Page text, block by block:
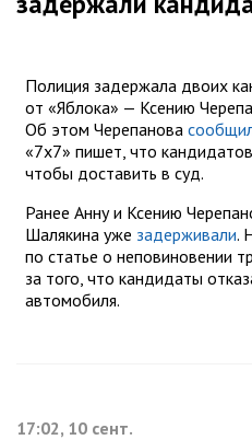
Полиция задержала двоих
от «Яблока» — Ксению
Об этом Черепанова
«7х7» пишет, что
чтобы доставить в суд.
Ранее Анну и Ксению
Шалякина уже задерживали.
по статье о неповиновении
за того, что кандидаты
автомобиля.
17:02, 10 сент.